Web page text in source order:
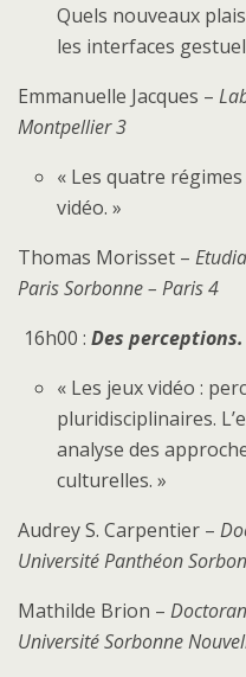
Quels nouveaux
les interfaces
Emmanuelle Jacques –
Montpellier 3
« Les quatre
vidéo. »
Thomas Morisset –
Paris Sorbonne – Paris 4
16h00 : Des perceptions.
« Les jeux vidéo :
pluridisciplinaires.
analyse des
culturelles. »
Audrey S. Carpentier –
Université Panthéon
Mathilde Brion –
Université Sorbonne